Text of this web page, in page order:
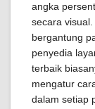
angka
secara
bergantung
penyedia
terbaik
mengatur
dalam setiap